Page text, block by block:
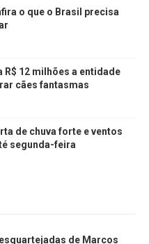
o que o Brasil precisa
R$ 12 milhões a entidade
cães fantasmas
de chuva forte e ventos
segunda-feira
de Marcos